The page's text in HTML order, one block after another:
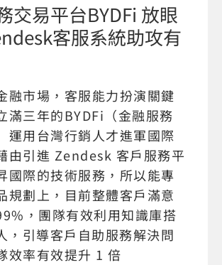
交易平台BYDFi 放眼
客服系統助攻有
融市場，客服能力扮演關鍵
滿三年的BYDFi（金融服務
運用台灣行銷人才進軍國際
由引進 Zendesk 客戶服務平
國際的技術服務，所以能專
規劃上，目前整體客戶滿意
，團隊有效利用知識庫搭
，引導客戶自助服務解決問
效率有效提升 1 倍